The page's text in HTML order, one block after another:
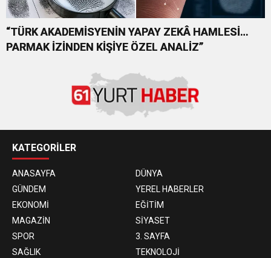
“TÜRK AKADEMİSYENİN YAPAY ZEKÂ HAMLESİ…
PARMAK İZİNDEN KİŞİYE ÖZEL ANALİZ”
KATEGORİLER
ANASAYFA
DÜNYA
GÜNDEM
YEREL HABERLER
EKONOMİ
EĞİTİM
MAGAZİN
SİYASET
SPOR
3. SAYFA
SAĞLIK
TEKNOLOJİ